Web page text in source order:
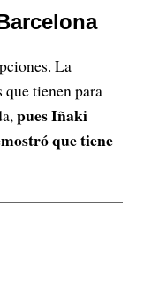
La
que tienen para
pues Iñaki
que tiene